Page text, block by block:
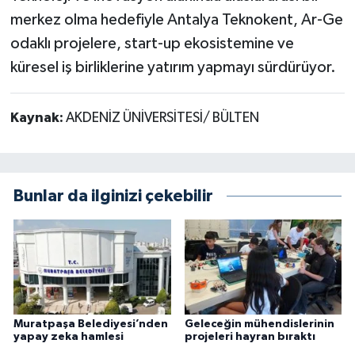
merkez olma hedefiyle Antalya Teknokent, Ar-Ge
odaklı projelere, start-up ekosistemine ve
küresel iş birliklerine yatırım yapmayı sürdürüyor.
Kaynak: AKDENİZ ÜNİVERSİTESİ/ BÜLTEN
Bunlar da ilginizi çekebilir
Muratpaşa Belediyesi’nden
yapay zeka hamlesi
Geleceğin mühendislerinin
projeleri hayran bıraktı